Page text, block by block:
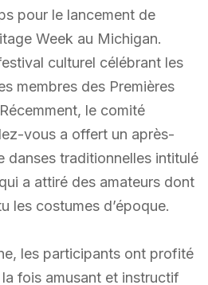
pour le lancement de
Week au Michigan.
culturel célébrant les
membres des Premières
le comité
vous a offert un après-
danses traditionnelles intitulé
a attiré des amateurs dont
les costumes d’époque.
les participants ont profité
fois amusant et instructif